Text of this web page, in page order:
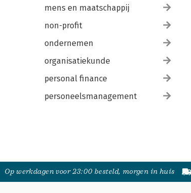
mens en maatschappij
non-profit
ondernemen
organisatiekunde
personal finance
personeelsmanagement
Op werkdagen voor 23:00 besteld, morgen in huis